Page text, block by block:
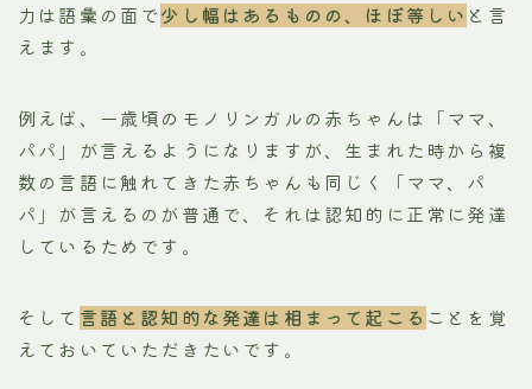
力は語彙の面で少し幅はあるものの、ほぼ等しい と言
えます。
例えば、一歳頃のモノリンガルの赤ちゃんは「ママ、
パパ」が言えるようになりますが、生まれた時から複
数の言語に触れてきた赤ちゃんも同じく「ママ、パ
パ」が言えるのが普通で、それは認知的に正常に発達
しているためです。
そして 言語と認知的な発達は相まって起こる ことを覚
えておいていただきたいです。